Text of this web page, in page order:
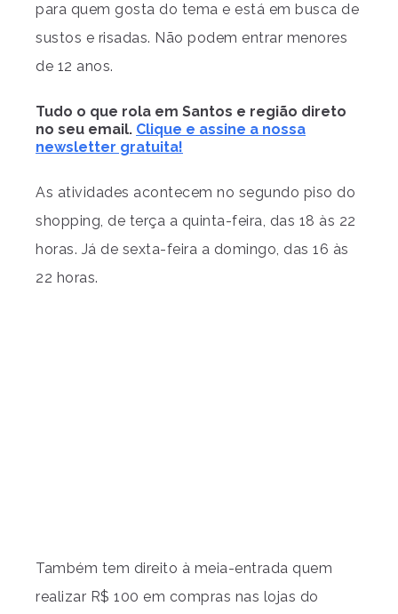
para quem gosta do tema e está em busca de
sustos e risadas. Não podem entrar menores
de 12 anos.
Tudo o que rola em Santos e região direto
no seu email. Clique e assine a nossa
newsletter gratuita!
As atividades acontecem no segundo piso do
shopping, de terça a quinta-feira, das 18 às 22
horas. Já de sexta-feira a domingo, das 16 às
22 horas.
Também tem direito à meia-entrada quem
realizar R$ 100 em compras nas lojas do